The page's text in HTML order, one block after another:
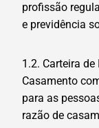
profissão
e previdência
1.2. Carteira
Casamento
para as
razão de